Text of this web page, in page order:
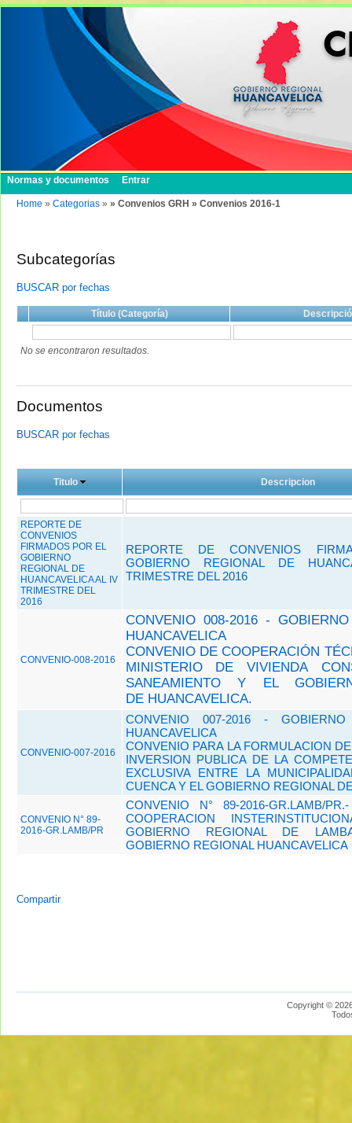
Normas y documentos Entrar
Home » Categorias » » Convenios GRH » Convenios 2016-1
Subcategorías
BUSCAR por fechas
Título (Categoría)
No se encontraron resultados.
Documentos
BUSCAR por fechas
Titulo Descripcion
REPORTE DE
CONVENIOS
FIRMADOS POR EL
GOBIERNO
REGIONAL DE
HUANCAVELICA AL IV
TRIMESTRE DEL
2016
REPORTE DE CONVENIOS
GOBIERNO REGIONAL DE
TRIMESTRE DEL 2016
CONVENIO-008-2016
CONVENIO 008-2016 -
HUANCAVELICA
CONVENIO DE COOPERACIÓN
MINISTERIO DE VIVIENDA
SANEAMIENTO Y EL
DE HUANCAVELICA.
CONVENIO-007-2016
CONVENIO 007-2016 -
HUANCAVELICA
CONVENIO PARA LA FORMULACION
INVERSION PUBLICA DE LA
EXCLUSIVA ENTRE LA
CUENCA Y EL GOBIERNO REGIONAL
CONVENIO N° 89-
2016-GR.LAMB/PR
CONVENIO N° 89-2016-GR.LAMB/
COOPERACION
GOBIERNO REGIONAL DE
GOBIERNO REGIONAL HUANCAVELICA
Compartir
Copyright ©